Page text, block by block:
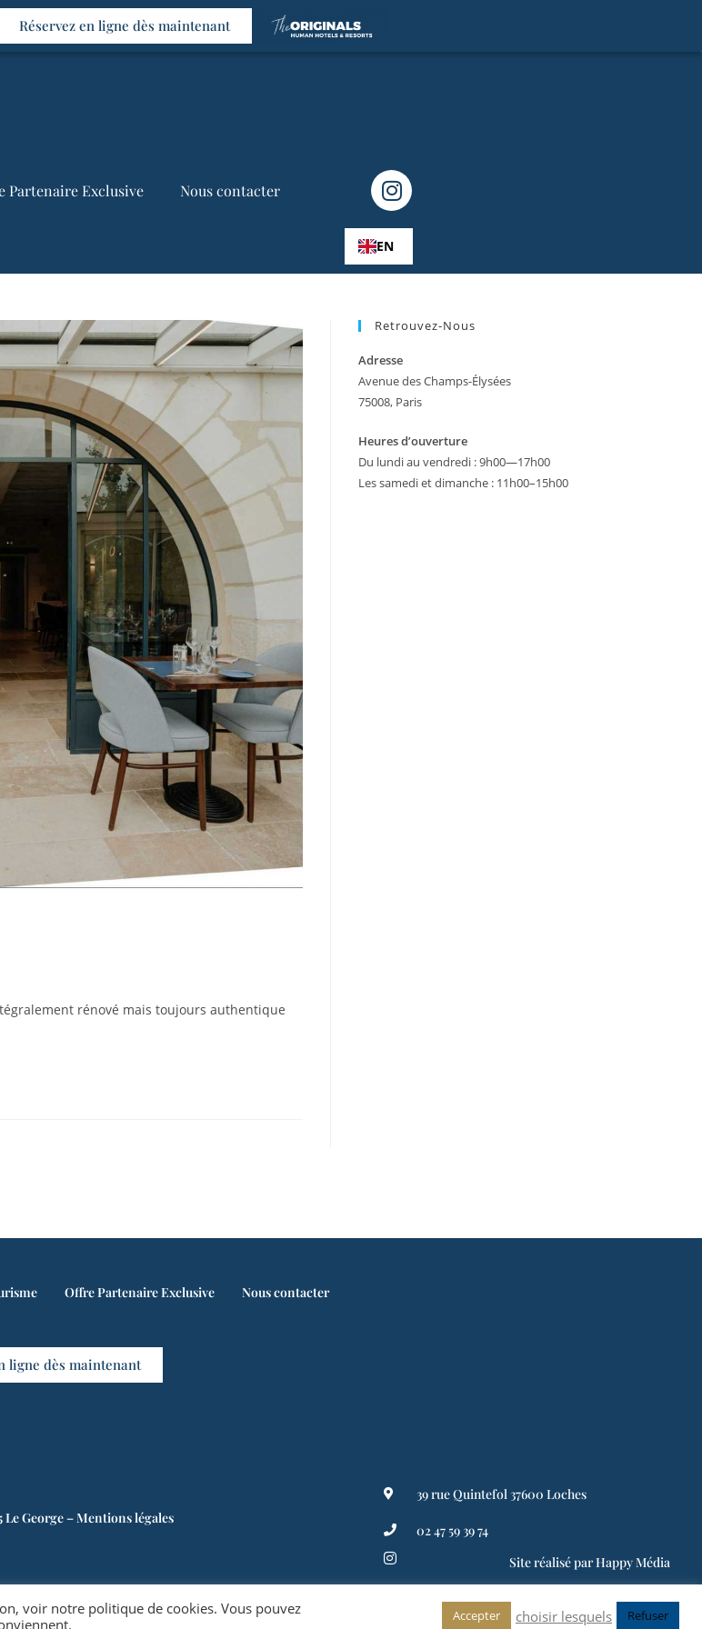
Réservez en ligne dès maintenant
Partenaire Exclusive Nous contacter
EN
rénové mais toujours authentique
Retrouvez-Nous
Adresse
Avenue des Champs-Élysées
75008, Paris
Heures d’ouverture
Du lundi au vendredi : 9h00—17h00
Les samedi et dimanche : 11h00–15h00
Offre Partenaire Exclusive Nous contacter
ligne dès maintenant
George –Mentions légales
39 rue Quintefol 37600 Loches
02 47 59 39 74
Site réalisé par Happy Média
voir notre politique de cookies. Vous pouvez
Accepter choisir lesquels Refuser